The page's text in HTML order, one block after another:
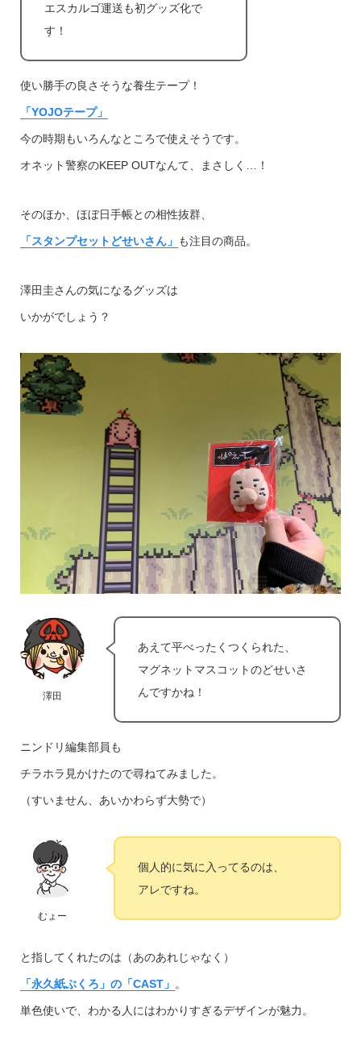
エスカルゴ運送も初グッズ化で
す！
使い勝手の良さそうな養生テープ！
「YOJOテープ」
今の時期もいろんなところで使えそうです。
オネット警察のKEEP OUTなんて、まさしく…！
そのほか、ほぼ日手帳との相性抜群、
「スタンプセットどせいさん」 も注目の商品。
澤田圭さんの気になるグッズは
いかがでしょう？
澤田
あえて平べったくつくられた、
マグネットマスコットのどせいさ
んですかね！
ニンドリ編集部員も
チラホラ見かけたので尋ねてみました。
（すいません、あいかわらず大勢で）
むょー
個人的に気に入ってるのは、
アレですね。
と指してくれたのは（あのあれじゃなく）
「永久紙ぶくろ」の「CAST」 。
単色使いで、わかる人にはわかりすぎるデザインが魅力。